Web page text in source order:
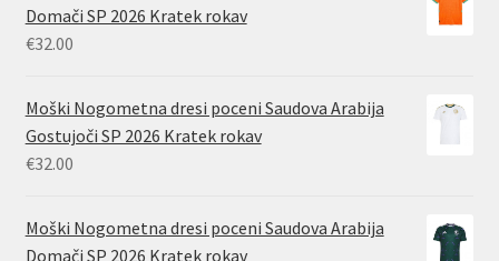
Domači SP 2026 Kratek rokav
€32.00
Moški Nogometna dresi poceni Saudova Arabija
Gostujoči SP 2026 Kratek rokav
€32.00
Moški Nogometna dresi poceni Saudova Arabija
Domači SP 2026 Kratek rokav